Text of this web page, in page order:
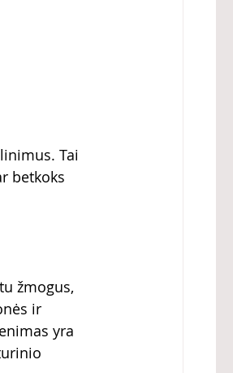
Tai
betkoks
žmogus,
ir
yra